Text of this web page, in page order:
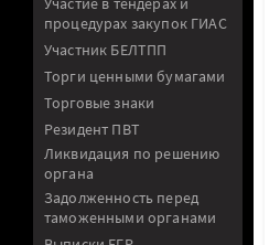
процедурах закупок ГИАС
Участник БЕЛТПП
Торги ценными бумагами
Торговые знаки
Резидент ПВТ
Ликвидация по решению
органа
Задолженность перед
таможенными органами